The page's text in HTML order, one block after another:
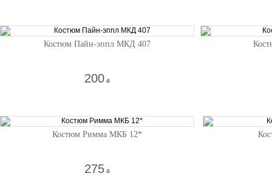
Костюм Пайн-эппл МКД 407
200 a
Костюм Римма МКБ 12*
275 a